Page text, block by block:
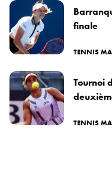
finale
TENNIS
Tournoi
TENNIS